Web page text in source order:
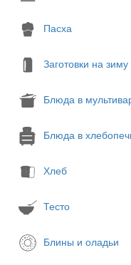
Пасха
Заготовки на зиму
Блюда в
Блюда в
Хлеб
Тесто
Блины и оладьи